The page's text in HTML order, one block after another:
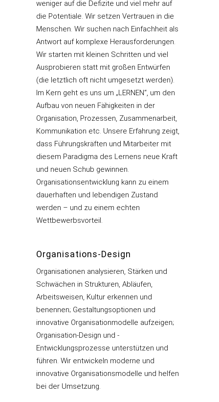
weniger auf die Defizite und viel mehr auf
die Potentiale. Wir setzen Vertrauen in die
Menschen. Wir suchen nach Einfachheit als
Antwort auf komplexe Herausforderungen.
Wir starten mit kleinen Schritten und viel
Ausprobieren statt mit großen Entwürfen
(die letztlich oft nicht umgesetzt werden).
Im Kern geht es uns um „LERNEN“, um den
Aufbau von neuen Fähigkeiten in der
Organisation, Prozessen, Zusammenarbeit,
Kommunikation etc. Unsere Erfahrung zeigt,
dass Führungskräften und Mitarbeiter mit
diesem Paradigma des Lernens neue Kraft
und neuen Schub gewinnen.
Organisationsentwicklung kann zu einem
dauerhaften und lebendigen Zustand
werden – und zu einem echten
Wettbewerbsvorteil.
Organisations-Design
Organisationen analysieren, Stärken und
Schwächen in Strukturen, Abläufen,
Arbeitsweisen, Kultur erkennen und
benennen; Gestaltungsoptionen und
innovative Organisationmodelle aufzeigen;
Organisation-Design und -
Entwicklungsprozesse unterstützen und
führen. Wir entwickeln moderne und
innovative Organisationsmodelle und helfen
bei der Umsetzung.